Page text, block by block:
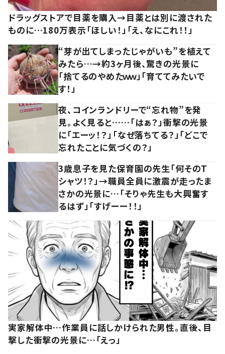
ドラッグストアで目薬を購入→目薬とは別に渡された
ものに…180万表示「ほしい！」「え、なにこれ！！」
“芽が出てしまったじゃがいも”を植えて
みたら…→約3ヶ月後、驚きの光景に
「捨てるのやめたｗｗ」「育ててみたいで
す！」
夜、コインランドリーで“忘れ物”を発
見。よく見ると……「はぁ？」衝撃の光景
に「エーッ！？」「なぜ落ちてる？」「どこで
忘れたことに気づくの？」
3歳息子を見た保育園の先生「何そのT
シャツ！？」→職員全員に激震が走ったま
さかの光景に…「そりゃ先生も大興奮す
るはず」「すげーー！！」
実家解体中…作業員に話しかけられた男性。直後、目
撃した衝撃の光景に…「えっ」